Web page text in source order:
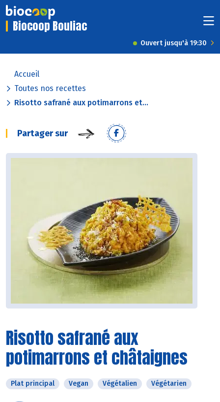
Biocoop Bouliac
Ouvert jusqu'à 19:30
Accueil
Toutes nos recettes
Risotto safrané aux potimarrons et...
Partager sur
Risotto safrané aux
potimarrons et châtaignes
Plat principal Vegan Végétalien Végétarien